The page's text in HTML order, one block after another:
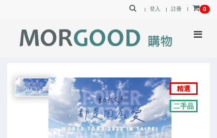
登入 註冊 0
精選
二手品